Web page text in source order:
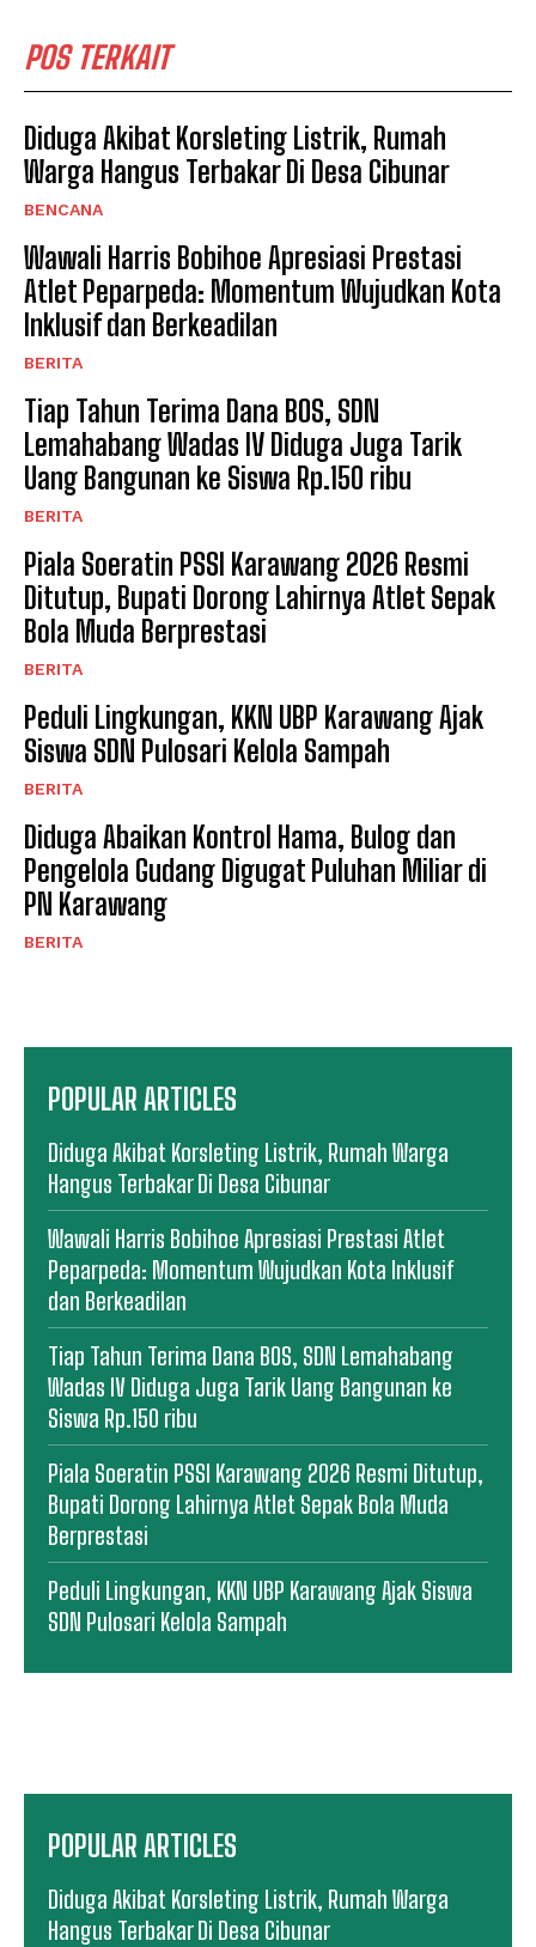
POS TERKAIT
Diduga Akibat Korsleting Listrik, Rumah
Warga Hangus Terbakar Di Desa Cibunar
BENCANA
Wawali Harris Bobihoe Apresiasi Prestasi
Atlet Peparpeda: Momentum Wujudkan Kota
Inklusif dan Berkeadilan
BERITA
Tiap Tahun Terima Dana BOS, SDN
Lemahabang Wadas IV Diduga Juga Tarik
Uang Bangunan ke Siswa Rp.150 ribu
BERITA
Piala Soeratin PSSI Karawang 2026 Resmi
Ditutup, Bupati Dorong Lahirnya Atlet Sepak
Bola Muda Berprestasi
BERITA
Peduli Lingkungan, KKN UBP Karawang Ajak
Siswa SDN Pulosari Kelola Sampah
BERITA
Diduga Abaikan Kontrol Hama, Bulog dan
Pengelola Gudang Digugat Puluhan Miliar di
PN Karawang
BERITA
POPULAR ARTICLES
Diduga Akibat Korsleting Listrik, Rumah Warga
Hangus Terbakar Di Desa Cibunar
Wawali Harris Bobihoe Apresiasi Prestasi Atlet
Peparpeda: Momentum Wujudkan Kota Inklusif
dan Berkeadilan
Tiap Tahun Terima Dana BOS, SDN Lemahabang
Wadas IV Diduga Juga Tarik Uang Bangunan ke
Siswa Rp.150 ribu
Piala Soeratin PSSI Karawang 2026 Resmi Ditutup,
Bupati Dorong Lahirnya Atlet Sepak Bola Muda
Berprestasi
Peduli Lingkungan, KKN UBP Karawang Ajak Siswa
SDN Pulosari Kelola Sampah
POPULAR ARTICLES
Diduga Akibat Korsleting Listrik, Rumah Warga
Hangus Terbakar Di Desa Cibunar